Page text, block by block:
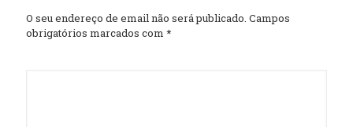
O seu endereço de email não será publicado. Campos
obrigatórios marcados com *